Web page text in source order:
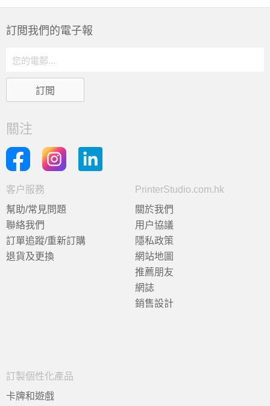
訂閲我們的電子報
關注
客户服務
幫助/常見問題
聯絡我們
訂單追蹤/重新訂購
退貨及更換
PrinterStudio.com.hk
關於我們
用户協議
隱私政策
網站地圖
推薦朋友
網誌
銷售設計
訂製個性化產品
卡牌和遊戲